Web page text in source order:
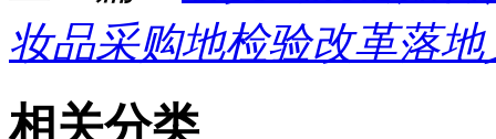
妆品采购地检验改革落地
相关分类